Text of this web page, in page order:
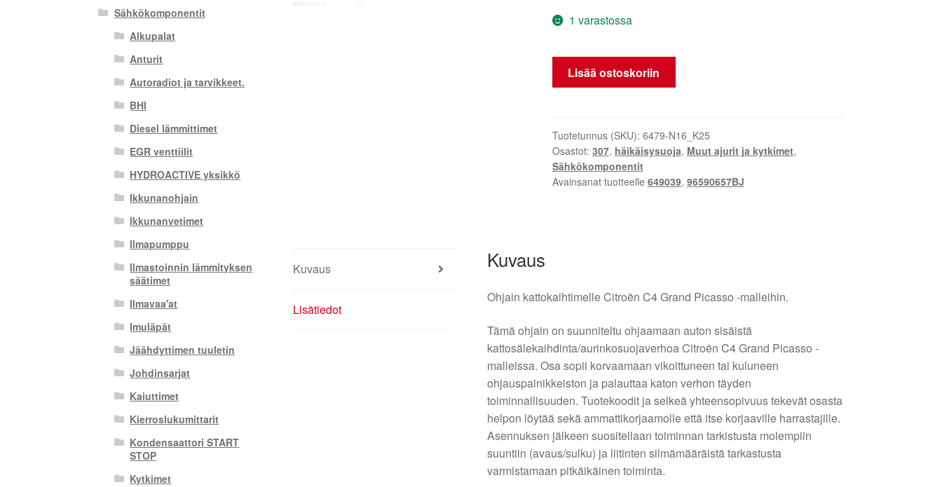
1 varastossa
Katon
aurinkosuojan
Peugeot
96590657BJ
649039
määrä
Lisää ostoskoriin
Tuotetunnus (SKU): 6479-N16_K25
Osastot: 307, häikäisysuoja, Muut ajurit ja kytkimet,
Sähkökomponentit
Avainsanat tuotteelle 649039, 96590657BJ
Kuvaus
Lisätiedot
Kuvaus
Ohjain kattokaihtimelle Citroën C4 Grand Picasso -malleihin.
Tämä ohjain on suunniteltu ohjaamaan auton sisäistä
kattosälekaihdinta/aurinkosuojaverhoa Citroën C4 Grand Picasso -
malleissa. Osa sopii korvaamaan vikoittuneen tai kuluneen
ohjauspainikkeiston ja palauttaa katon verhon täyden
toiminnallisuuden. Tuotekoodit ja selkeä yhteensopivuus tekevät osasta
helpon löytää sekä ammattikorjaamolle että itse korjaaville harrastajille.
Asennuksen jälkeen suositellaan toiminnan tarkistusta molempiin
suuntiin (avaus/sulku) ja liitinten silmämääräistä tarkastusta
varmistamaan pitkäikäinen toiminta.
Sähkökomponentit
Alkupalat
Anturit
Autoradiot ja tarvikkeet.
BHI
Diesel lämmittimet
EGR venttiilit
HYDROACTIVE yksikkö
Ikkunanohjain
Ikkunanvetimet
Ilmapumppu
Ilmastoinnin lämmityksen
säätimet
Ilmavaa'at
Imuläpät
Jäähdyttimen tuuletin
Johdinsarjat
Kaiuttimet
Kierroslukumittarit
Kondensaattori START
STOP
Kytkimet